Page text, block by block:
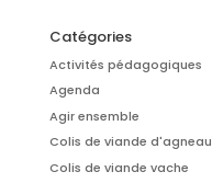
Catégories
Activités pédagogiques
Agenda
Agir ensemble
Colis de viande d'agneau
Colis de viande vache